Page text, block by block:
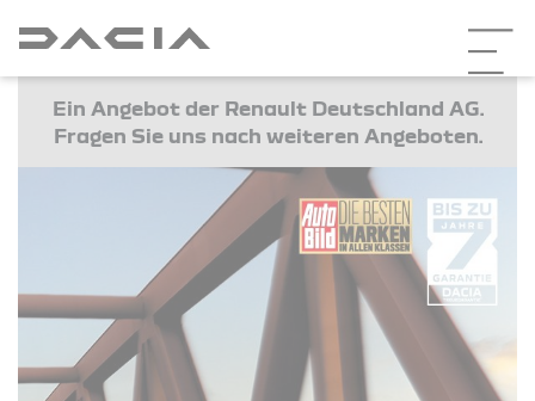
Ein Angebot der Renault Deutschland AG.
Fragen Sie uns nach weiteren Angeboten.